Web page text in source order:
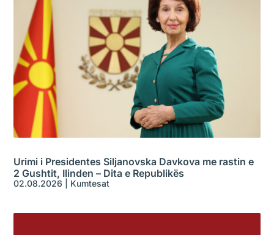
Urimi i Presidentes Siljanovska Davkova me rastin e
2 Gushtit, Ilinden – Dita e Republikës
02.08.2026 Kumtesat